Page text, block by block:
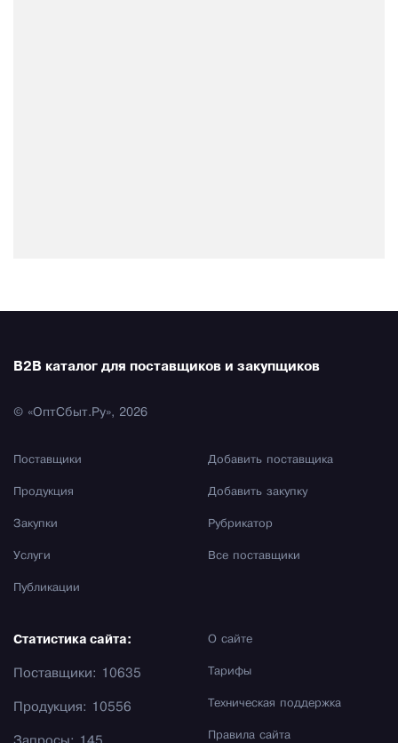
B2B каталог для поставщиков и закупщиков
© «ОптСбыт.Ру», 2026
Поставщики
Продукция
Закупки
Услуги
Публикации
Добавить поставщика
Добавить закупку
Рубрикатор
Все поставщики
О сайте
Тарифы
Техническая поддержка
Правила сайта
Статистика сайта:
Поставщики: 10635
Продукция: 10556